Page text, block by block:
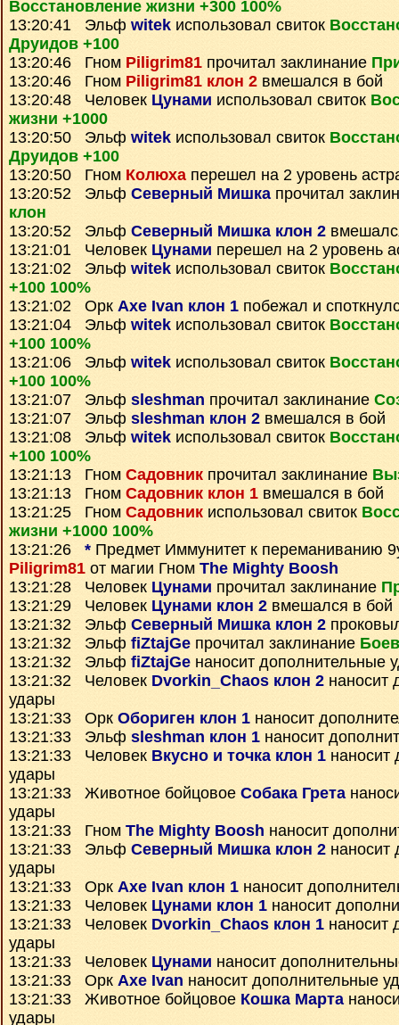
Восстановление жизни +300 100%
13:20:41 Эльф witek использовал свиток
Друидов +100
13:20:46 Гном Piligrim81 прочитал заклинание
13:20:46 Гном Piligrim81 клон 2 вмешался в бой
13:20:48 Человек Цунами использовал свиток
жизни +1000
13:20:50 Эльф witek использовал свиток
Друидов +100
13:20:50 Гном Колюха перешел на 2 уровень
13:20:52 Эльф Северный Мишка прочитал
клон
13:20:52 Эльф Северный Мишка клон 2
13:21:01 Человек Цунами перешел на 2 уровень
13:21:02 Эльф witek использовал свиток
+100 100%
13:21:02 Орк Axe Ivan клон 1 побежал и
13:21:04 Эльф witek использовал свиток
+100 100%
13:21:06 Эльф witek использовал свиток
+100 100%
13:21:07 Эльф sleshman прочитал заклинание
13:21:07 Эльф sleshman клон 2 вмешался в бой
13:21:08 Эльф witek использовал свиток
+100 100%
13:21:13 Гном Садовник прочитал заклинание
13:21:13 Гном Садовник клон 1 вмешался в бой
13:21:25 Гном Садовник использовал свиток
жизни +1000 100%
13:21:26 * Предмет Иммунитет к переманиванию
Piligrim81 от магии Гном The Mighty Boosh
13:21:28 Человек Цунами прочитал заклинание
13:21:29 Человек Цунами клон 2 вмешался в бой
13:21:32 Эльф Северный Мишка клон 2
13:21:32 Эльф fiZtajGe прочитал заклинание
13:21:32 Эльф fiZtajGe наносит дополнительные
13:21:32 Человек Dvorkin_Chaos клон 2 наносит
удары
13:21:33 Орк Обориген клон 1 наносит
13:21:33 Эльф sleshman клон 1 наносит
13:21:33 Человек Вкусно и точка клон 1 наносит
удары
13:21:33 Животное бойцовое Собака Грета
удары
13:21:33 Гном The Mighty Boosh наносит
13:21:33 Эльф Северный Мишка клон 2 наносит
удары
13:21:33 Орк Axe Ivan клон 1 наносит
13:21:33 Человек Цунами клон 1 наносит
13:21:33 Человек Dvorkin_Chaos клон 1 наносит
удары
13:21:33 Человек Цунами наносит
13:21:33 Орк Axe Ivan наносит дополнительные
13:21:33 Животное бойцовое Кошка Марта
удары